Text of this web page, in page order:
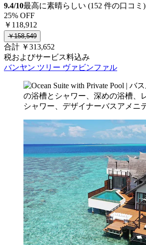
9.4/10最高に素晴らしい (152 件の口コミ)
25% OFF
￥118,912
￥158,549
合計 ￥313,652
税およびサービス料込み
バンヤン ツリー ヴァビンファル